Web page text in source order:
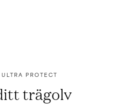
PROTECT
trägolv